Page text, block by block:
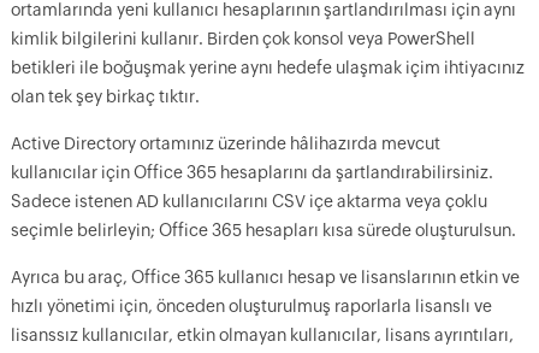
ortamlarında yeni kullanıcı hesaplarının şartlandırılması için aynı
kimlik bilgilerini kullanır. Birden çok konsol veya PowerShell
betikleri ile boğuşmak yerine aynı hedefe ulaşmak içim ihtiyacınız
olan tek şey birkaç tıktır.
Active Directory ortamınız üzerinde hâlihazırda mevcut
kullanıcılar için Office 365 hesaplarını da şartlandırabilirsiniz.
Sadece istenen AD kullanıcılarını CSV içe aktarma veya çoklu
seçimle belirleyin; Office 365 hesapları kısa sürede oluşturulsun.
Ayrıca bu araç, Office 365 kullanıcı hesap ve lisanslarının etkin ve
hızlı yönetimi için, önceden oluşturulmuş raporlarla lisanslı ve
lisanssız kullanıcılar, etkin olmayan kullanıcılar, lisans ayrıntıları,